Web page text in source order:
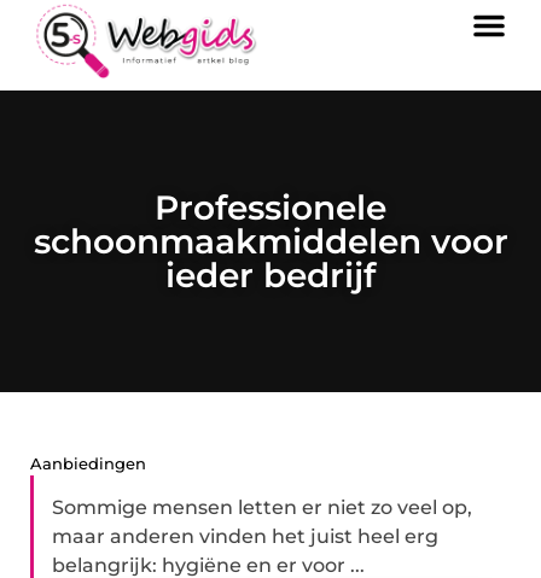
Professionele
schoonmaakmiddelen voor
ieder bedrijf
Aanbiedingen
Sommige mensen letten er niet zo veel op,
maar anderen vinden het juist heel erg
belangrijk: hygiëne en er voor ...